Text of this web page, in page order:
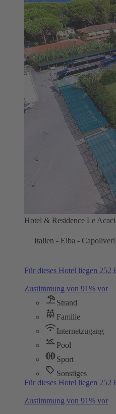
Hotel & Residence Le
Italien - Elba -
Für dieses Hotel liegen 252
Zustimmung von 91% vor
Strand
Familie
Internetzugang
Pool
Sport
Sonstiges
Für dieses Hotel liegen 252
Zustimmung von 91% vor